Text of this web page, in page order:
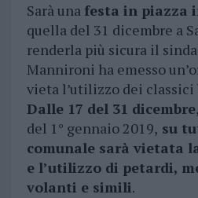
Sarà una festa in piazza
quella del 31 dicembre a
renderla più sicura il
Mannironi ha emesso
vieta l’utilizzo dei classici
Dalle 17 del 31 dicembre
del 1° gennaio 2019, su
comunale sarà vietata
e l’utilizzo di petardi,
volanti e simili.